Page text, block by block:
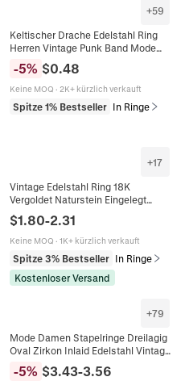
+59
Keltischer Drache Edelstahl Ring
Herren Vintage Punk Band Mode
Hip Hop Schmuck Poliert Inlay
Accessoire
-5% $0.48
Keine MOQ · 2K+ kürzlich verkauft
Spitze 1% Bestseller In Ringe
+17
Vintage Edelstahl Ring 18K
Vergoldet Naturstein Eingelegt
Stil Für Frauen
$1.80-2.31
Keine MOQ · 1K+ kürzlich verkauft
Spitze 3% Bestseller In Ringe
Kostenloser Versand
+79
Mode Damen Stapelringe Dreilagig
Oval Zirkon Inlaid Edelstahl Vintage
Hip Hop Stil Schmuck Accessoire
-5% $3.43-3.56